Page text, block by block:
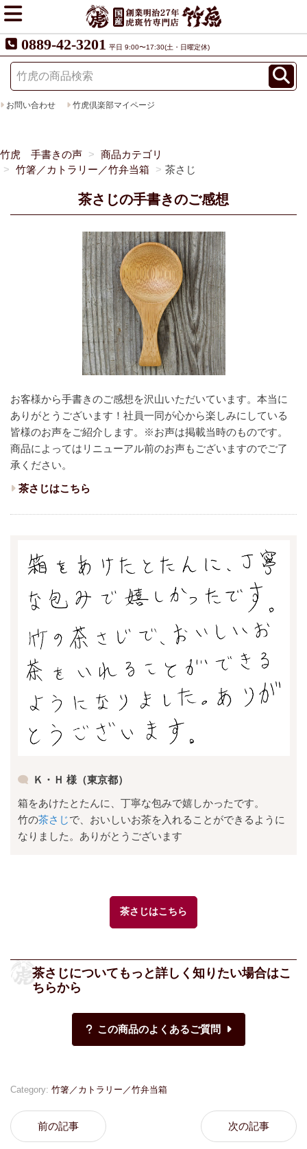
0889-42-3201 平日 9:00〜17:30(土・日曜定休)
お問い合わせ 竹虎倶楽部マイページ
竹虎 手書きの声
商品カテゴリ
竹箸／カトラリー／竹弁当箱
茶さじ
茶さじの手書きのご感想
お客様から手書きのご感想を沢山いただいています。本当に
ありがとうございます！ 社員一同が心から楽しみにしている
皆様のお声をご紹介します。
※お声は掲載当時のものです。
商品によってはリニューアル前のお声もございますのでご了
承ください。
茶さじはこちら
Ｋ・Ｈ 様（東京都）
箱をあけたとたんに、丁寧な包みで嬉しかったです。
竹の茶さじで、おいしいお茶を入れることができるように
なりました。ありがとうございます
茶さじはこちら
茶さじについてもっと詳しく知りたい場合はこ
ちらから
Category: 竹箸／カトラリー／竹弁当箱
前の記事 次の記事